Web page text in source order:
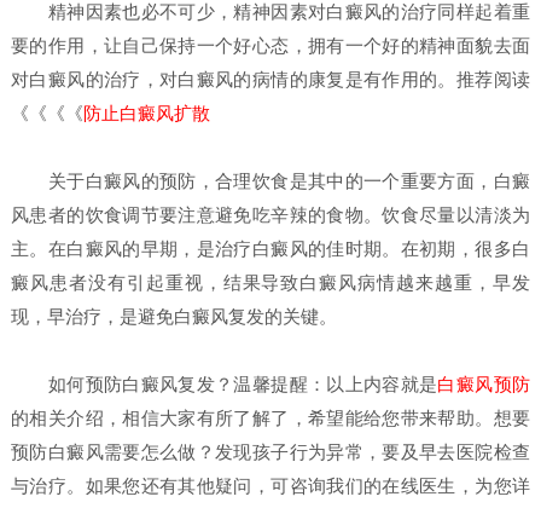
精神因素也必不可少，精神因素对白癜风的治疗同样起着重
要的作用，让自己保持一个好心态，拥有一个好的精神面貌去面
对白癜风的治疗，对白癜风的病情的康复是有作用的。推荐阅读
《《《《防止白癜风扩散
关于白癜风的预防，合理饮食是其中的一个重要方面，白癜
风患者的饮食调节要注意避免吃辛辣的食物。饮食尽量以清淡为
主。在白癜风的早期，是治疗白癜风的佳时期。在初期，很多白
癜风患者没有引起重视，结果导致白癜风病情越来越重，早发
现，早治疗，是避免白癜风复发的关键。
如何预防白癜风复发？温馨提醒：以上内容就是白癜风预防
的相关介绍，相信大家有所了解了，希望能给您带来帮助。想要
预防白癜风需要怎么做？发现孩子行为异常，要及早去医院检查
与治疗。如果您还有其他疑问，可咨询我们的在线医生，为您详